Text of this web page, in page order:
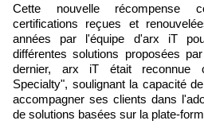
Cette nouvelle récompense
certifications reçues et
années par l'équipe d'arx iT
différentes solutions proposées
dernier, arx iT était reconnue
Specialty", soulignant la capacité
accompagner ses clients dans
de solutions basées sur la plate-